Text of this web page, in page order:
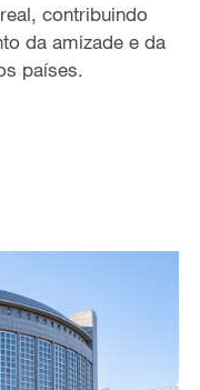
contribuindo
da amizade e da
países.